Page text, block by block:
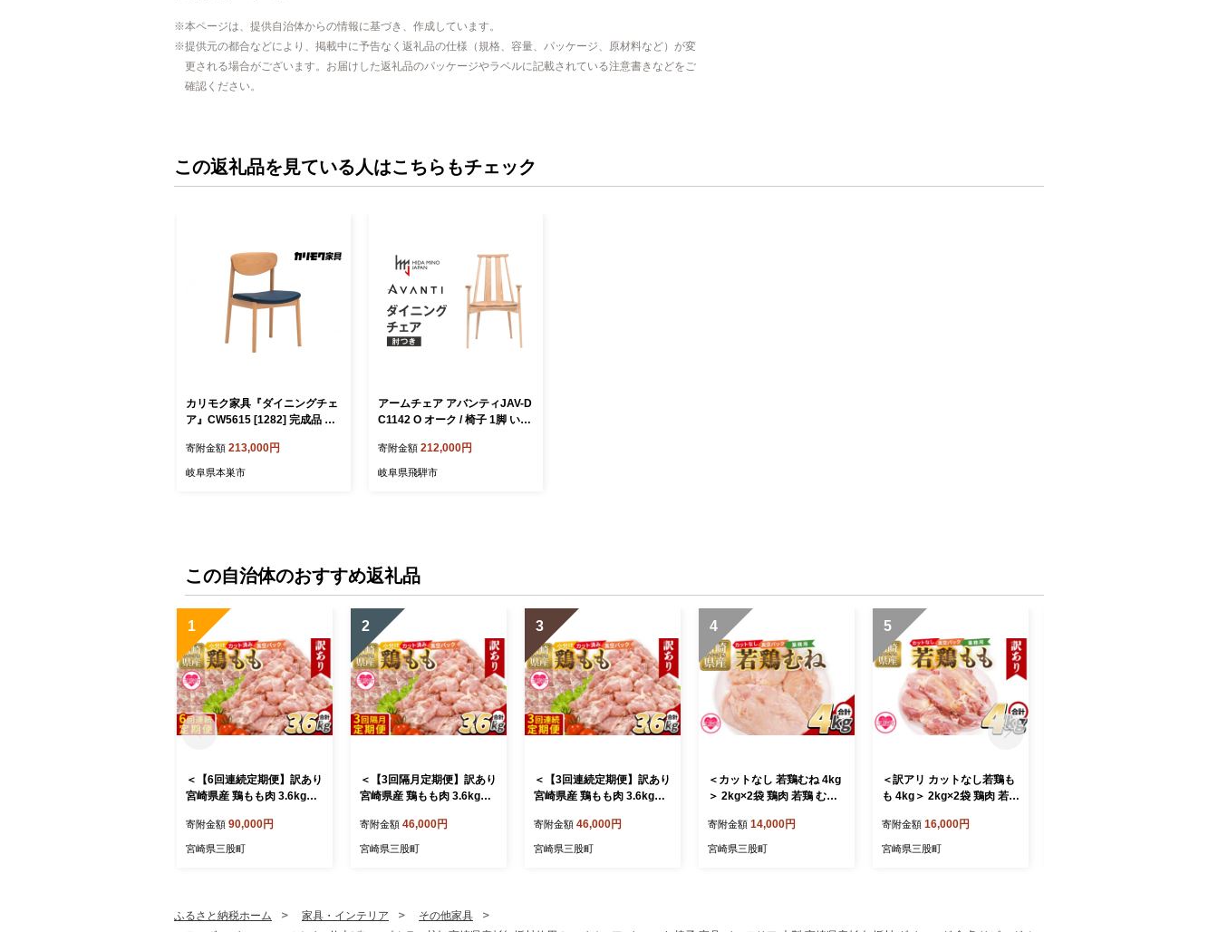
本ページは、提供自治体からの情報に基づき、作成しています。
提供元の都合などにより、掲載中に予告なく返礼品の仕様（規格、容量、パッケージ、原材料など）が変
更される場合がございます。お届けした返礼品のパッケージやラベルに記載されている注意書きなどをご
確認ください。
この返礼品を見ている人はこちらもチェック
カリモク家具『ダイニングチェ
ア』CW5615 [1282] 完成品 食
グ 木製 椅子 国産 karimoku い
す イス 単品 一人暮らし 新生活
寄附金額 213,000円
岐阜県本巣市
アームチェア アバンティJAV-D
C1142 O オーク / 椅子 1脚 いす
製 ダイニング デザインチェア
北欧 おしゃれ シンプル 木製椅
寄附金額 212,000円
岐阜県飛騨市
この自治体のおすすめ返礼品
1
＜【6回連続定期便】訳あり
宮崎県産 鶏もも肉 3.6kg＞
鶏 もも肉 鶏もも 小分け 真
空 冷凍 唐揚げ カット肉 カ
当 おかず【MI790-tr】【TR
寄附金額 90,000円
宮崎県三股町
2
＜【3回隔月定期便】訳あり
宮崎県産 鶏もも肉 3.6kg＞
鶏 もも肉 鶏もも 小分け 真
空 冷凍 唐揚げ カット肉 カ
当 おかず【MI789-tr】【TR
寄附金額 46,000円
宮崎県三股町
3
＜【3回連続定期便】訳あり
宮崎県産 鶏もも肉 3.6kg＞
鶏 もも肉 鶏もも 小分け 真
空 冷凍 唐揚げ カット肉 カ
寄附金額 46,000円
宮崎県三股町
4
＜カットなし 若鶏むね 4kg
＞ 2kg×2袋 鶏肉 若鶏 むね
肉 普段使い 料理 詰め合わ
せ 精肉 県産 国産 炒め物 煮
寄附金額 14,000円
宮崎県三股町
5
＜訳アリ カットなし若鶏も
も 4kg＞ 2kg×2袋 鶏肉 若鶏
揚げ肉 普段使い 料理 詰め
合わせ 精肉 県産 国産 炒め
寄附金額 16,000円
宮崎県三股町
ふるさと納税ホーム 家具・インテリア
その他家具